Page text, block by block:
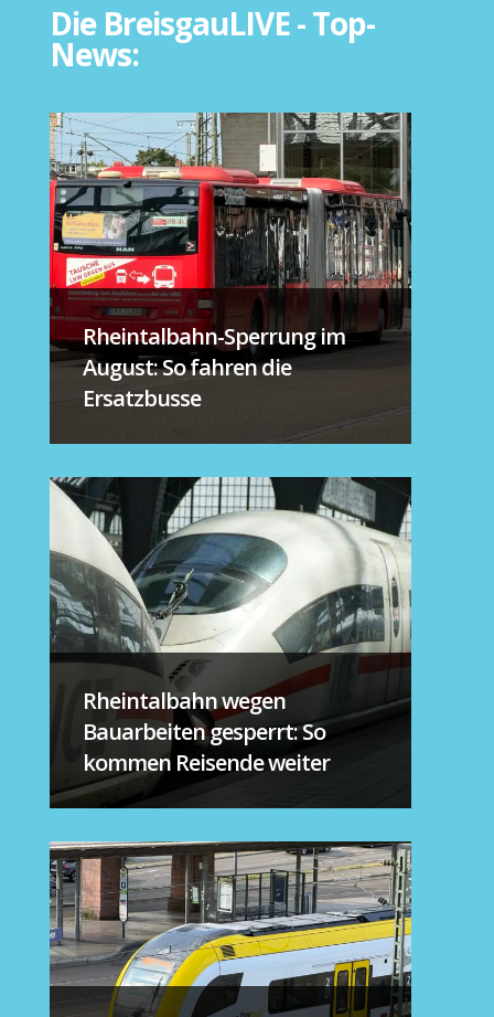
Die BreisgauLIVE - Top-
News:
Rheintalbahn-Sperrung im
August: So fahren die
Ersatzbusse
Rheintalbahn wegen
Bauarbeiten gesperrt: So
kommen Reisende weiter